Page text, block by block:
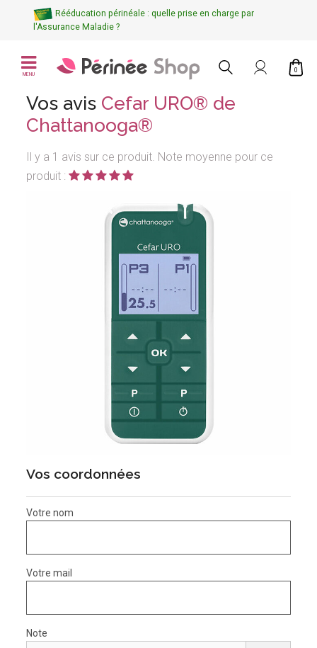
Rééducation périnéale : quelle prise en charge par
l'Assurance Maladie ?
MENU
0
Vos avis Cefar URO® de
Chattanooga®
Il y a 1 avis sur ce produit. Note moyenne pour ce
produit :
Vos coordonnées
Votre nom
Votre mail
Note